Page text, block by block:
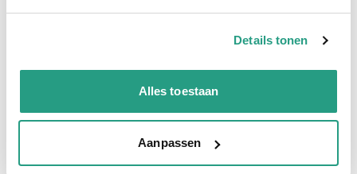
Details tonen
Alles toestaan
Aanpassen
Wormschroefslangklem ABA 310-340mm is vaak direct uit